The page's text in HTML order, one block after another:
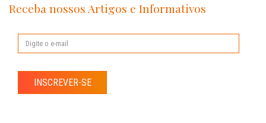
Receba nossos Artigos e Informativos
INSCREVER-SE